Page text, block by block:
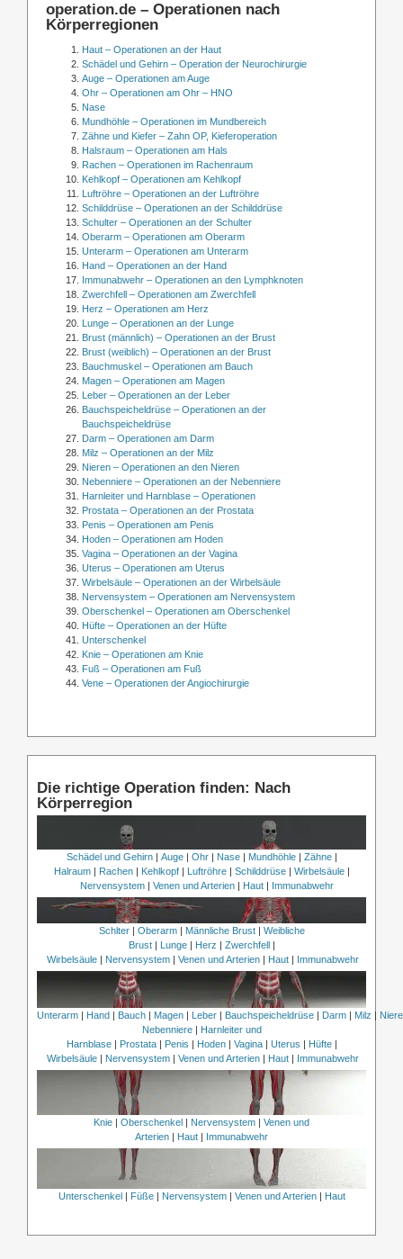
operation.de – Operationen nach
Körperregionen
Haut – Operationen an der Haut
Schädel und Gehirn – Operation der Neurochirurgie
Auge – Operationen am Auge
Ohr – Operationen am Ohr – HNO
Nase
Mundhöhle – Operationen im Mundbereich
Zähne und Kiefer – Zahn OP, Kieferoperation
Halsraum – Operationen am Hals
Rachen – Operationen im Rachenraum
Kehlkopf – Operationen am Kehlkopf
Luftröhre – Operationen an der Luftröhre
Schilddrüse – Operationen an der Schilddrüse
Schulter – Operationen an der Schulter
Oberarm – Operationen am Oberarm
Unterarm – Operationen am Unterarm
Hand – Operationen an der Hand
Immunabwehr – Operationen an den Lymphknoten
Zwerchfell – Operationen am Zwerchfell
Herz – Operationen am Herz
Lunge – Operationen an der Lunge
Brust (männlich) – Operationen an der Brust
Brust (weiblich) – Operationen an der Brust
Bauchmuskel – Operationen am Bauch
Magen – Operationen am Magen
Leber – Operationen an der Leber
Bauchspeicheldrüse – Operationen an der
Bauchspeicheldrüse
Darm – Operationen am Darm
Milz – Operationen an der Milz
Nieren – Operationen an den Nieren
Nebenniere – Operationen an der Nebenniere
Harnleiter und Harnblase – Operationen
Prostata – Operationen an der Prostata
Penis – Operationen am Penis
Hoden – Operationen am Hoden
Vagina – Operationen an der Vagina
Uterus – Operationen am Uterus
Wirbelsäule – Operationen an der Wirbelsäule
Nervensystem – Operationen am Nervensystem
Oberschenkel – Operationen am Oberschenkel
Hüfte – Operationen an der Hüfte
Unterschenkel
Knie – Operationen am Knie
Fuß – Operationen am Fuß
Vene – Operationen der Angiochirurgie
Die richtige Operation finden: Nach
Körperregion
Schädel und Gehirn| Auge| Ohr| Nase| Mundhöhle| Zähne|
Halraum| Rachen| Kehlkopf| Luftröhre| Schilddrüse| Wirbelsäule|
Nervensystem | Venen und Arterien | Haut | Immunabwehr
Schlter| Oberarm| Männliche Brust| Weibliche
Brust| Lunge| Herz | Zwerchfell|
Wirbelsäule | Nervensystem | Venen und Arterien | Haut | Immunabwehr
Unterarm| Hand| Bauch| Magen| Leber| Bauchspeicheldrüse| Darm| Milz |
Nebenniere| Harnleiter und
Harnblase| Prostata| Penis | Hoden| Vagina| Uterus | Hüfte|
Wirbelsäule | Nervensystem | Venen und Arterien | Haut | Immunabwehr
Knie Oberschenkel Nervensystem
Venen und
Arterien
Haut Immunabwehr
Unterschenkel Füße| Nervensystem| Venen und Arterien| Haut